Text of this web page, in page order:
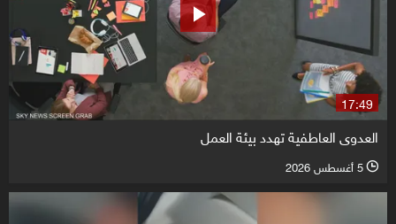
17:49
العدوى العاطفية تهدد بيئة العمل
l 5 أغسطس 2026